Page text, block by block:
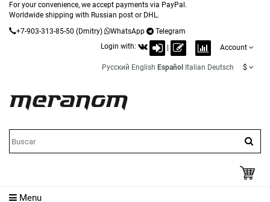
For your convenience, we accept payments via PayPal.
Worldwide shipping with Russian post or DHL.
+7-903-313-85-50 (Dmitry) WhatsApp
Telegram
Login with:
Account
Русский English Español Italian Deutsch $
Menu